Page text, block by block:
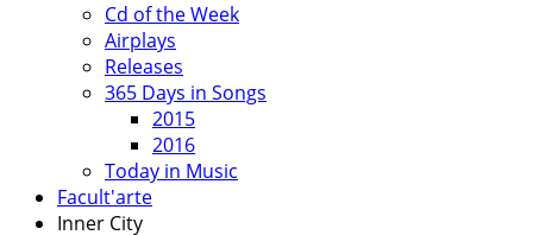
Cd of the Week
Airplays
Releases
365 Days in Songs
2015
2016
Today in Music
Facult'arte
Inner City